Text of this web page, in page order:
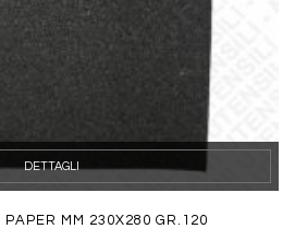
DETTAGLI
PAPER MM 230X280 GR.120